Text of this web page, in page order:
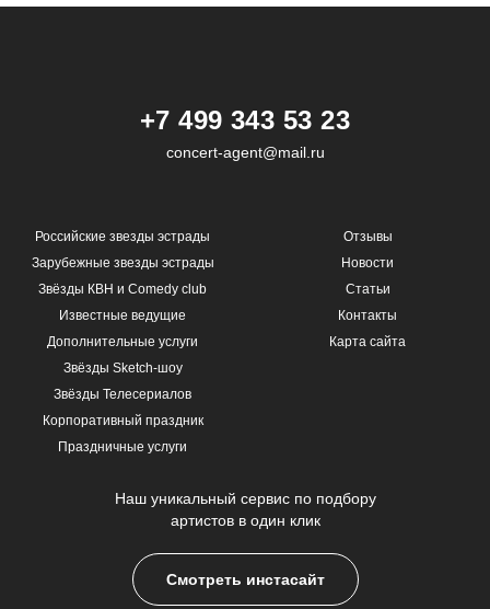
+7 499 343 53 23
concert-agent@mail.ru
Российские звезды эстрады
Зарубежные звезды эстрады
Звёзды КВН и Comedy club
Известные ведущие
Дополнительные услуги
Звёзды Sketch-шоу
Звёзды Телесериалов
Корпоративный праздник
Праздничные услуги
Отзывы
Новости
Статьи
Контакты
Карта сайта
Наш уникальный сервис по подбору
артистов в один клик
Смотреть инстасайт